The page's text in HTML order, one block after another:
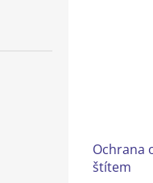
Ochrana
štítem